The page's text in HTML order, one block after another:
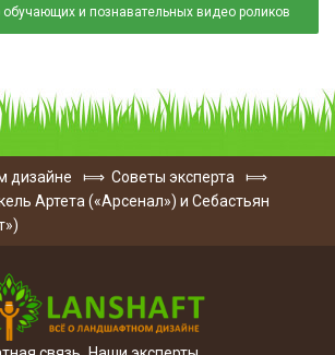
обучающих и познавательных видео роликов
дизайне ⟾ Советы эксперта
⟾
Артета («Арсенал») и Себастьян